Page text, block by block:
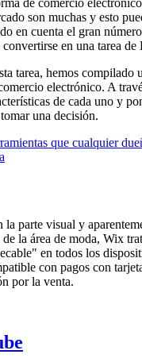
de comercio
son muchas y esto
en cuenta el gran
en una tarea de
tarea, hemos compilado
electrónico. A
de cada uno y
una decisión.
que cualquier
la parte visual y
la área de moda, Wix
en todos los
con pagos con
por la venta.